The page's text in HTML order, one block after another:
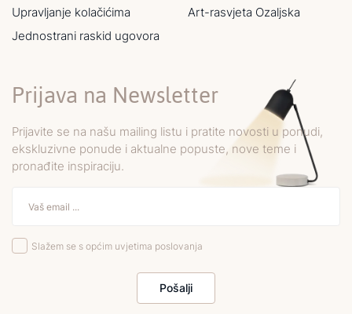
Upravljanje kolačićima
Jednostrani raskid ugovora
Art-rasvjeta Ozaljska
Prijava na Newsletter
Prijavite se na našu mailing listu i pratite novosti u ponudi,
ekskluzivne ponude i aktualne popuste, nove teme i
pronađite inspiraciju.
Slažem se s općim uvjetima poslovanja
Pošalji